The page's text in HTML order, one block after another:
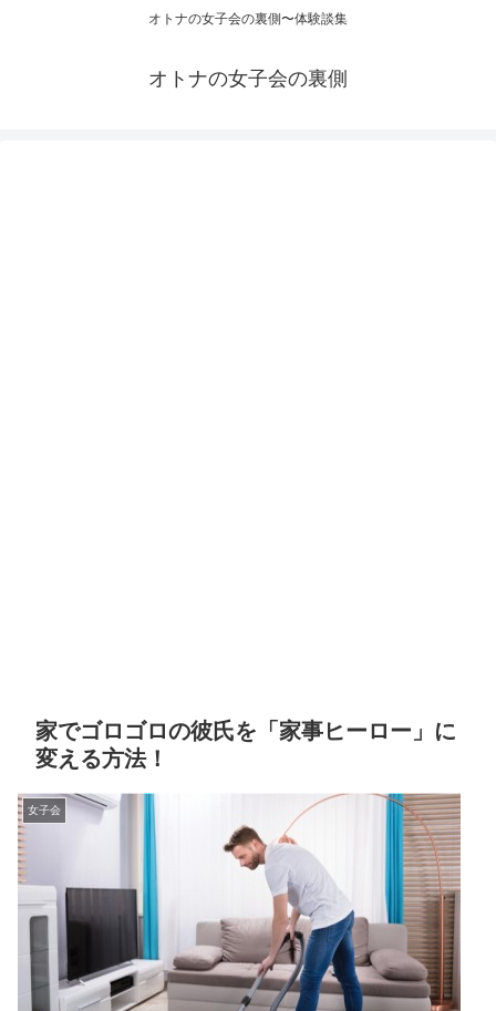
オトナの女子会の裏側〜体験談集
オトナの女子会の裏側
家でゴロゴロの彼氏を「家事ヒーロー」に
変える方法！
女子会